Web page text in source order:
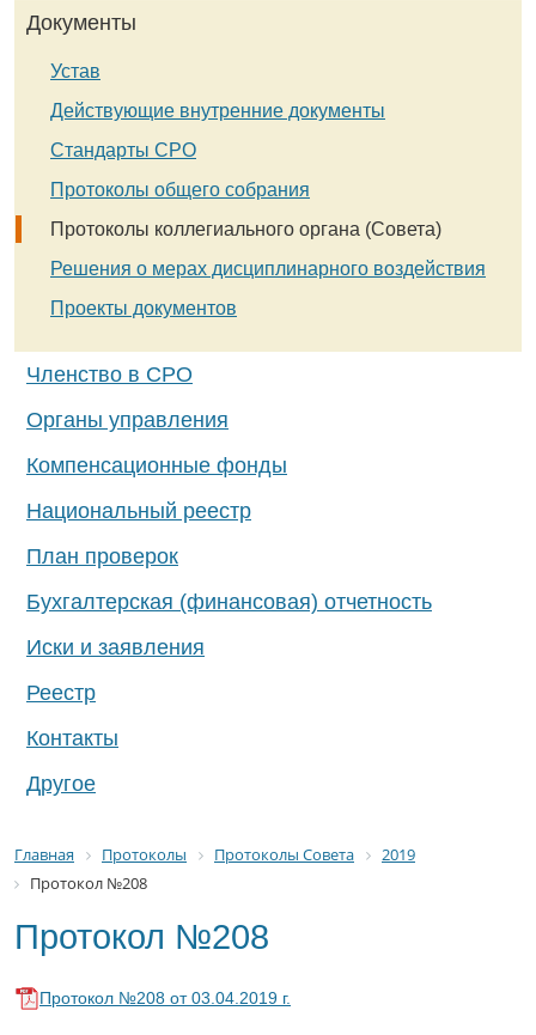
Документы
Устав
Действующие внутренние документы
Стандарты СРО
Протоколы общего собрания
Протоколы коллегиального органа (Совета)
Решения о мерах дисциплинарного воздействия
Проекты документов
Членство в СРО
Органы управления
Компенсационные фонды
Национальный реестр
План проверок
Бухгалтерская (финансовая) отчетность
Иски и заявления
Реестр
Контакты
Другое
Главная Протоколы Протоколы Совета
2019
Протокол №208
Протокол №208
Протокол №208 от 03.04.2019 г.